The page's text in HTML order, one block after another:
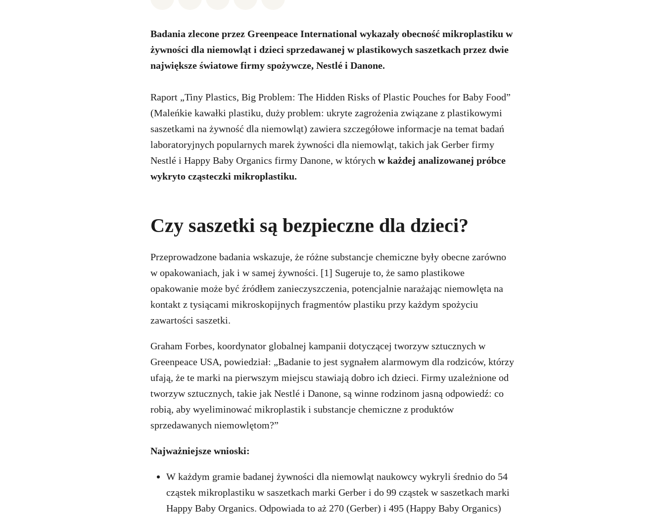
Badania zlecone przez Greenpeace International wykazały obecność mikroplastiku w
żywności dla niemowląt i dzieci sprzedawanej w plastikowych saszetkach przez dwie
największe światowe firmy spożywcze, Nestlé i Danone.
Raport „Tiny Plastics, Big Problem: The Hidden Risks of Plastic Pouches for Baby Food”
(Maleńkie kawałki plastiku, duży problem: ukryte zagrożenia związane z plastikowymi
saszetkami na żywność dla niemowląt) zawiera szczegółowe informacje na temat badań
laboratoryjnych popularnych marek żywności dla niemowląt, takich jak Gerber firmy
Nestlé i Happy Baby Organics firmy Danone, w których w każdej analizowanej próbce
wykryto cząsteczki mikroplastiku.
Czy saszetki są bezpieczne dla dzieci?
Przeprowadzone badania wskazuje, że różne substancje chemiczne były obecne zarówno
w opakowaniach, jak i w samej żywności. [1] Sugeruje to, że samo plastikowe
opakowanie może być źródłem zanieczyszczenia, potencjalnie narażając niemowlęta na
kontakt z tysiącami mikroskopijnych fragmentów plastiku przy każdym spożyciu
zawartości saszetki.
Graham Forbes, koordynator globalnej kampanii dotyczącej tworzyw sztucznych w
Greenpeace USA, powiedział: „Badanie to jest sygnałem alarmowym dla rodziców, którzy
ufają, że te marki na pierwszym miejscu stawiają dobro ich dzieci. Firmy uzależnione od
tworzyw sztucznych, takie jak Nestlé i Danone, są winne rodzinom jasną odpowiedź: co
robią, aby wyeliminować mikroplastik i substancje chemiczne z produktów
sprzedawanych niemowlętom?”
Najważniejsze wnioski:
W każdym gramie badanej żywności dla niemowląt naukowcy wykryli średnio do 54
cząstek mikroplastiku w saszetkach marki Gerber i do 99 cząstek w saszetkach marki
Happy Baby Organics. Odpowiada to aż 270 (Gerber) i 495 (Happy Baby Organics)